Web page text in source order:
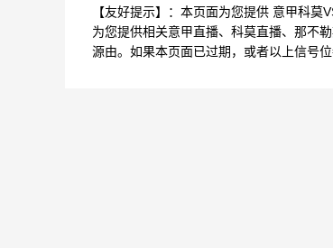
【友好提示】：本页面为您提供 意甲科
为您提供相关意甲直播、科莫直播、那不
源由。如果本页面已过期，或者以上信号